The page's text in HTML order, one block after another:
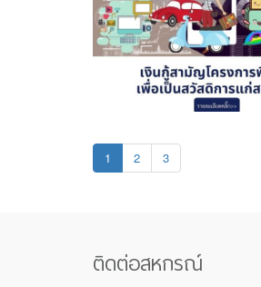
1 2 3
ติดต่อสหกรณ์